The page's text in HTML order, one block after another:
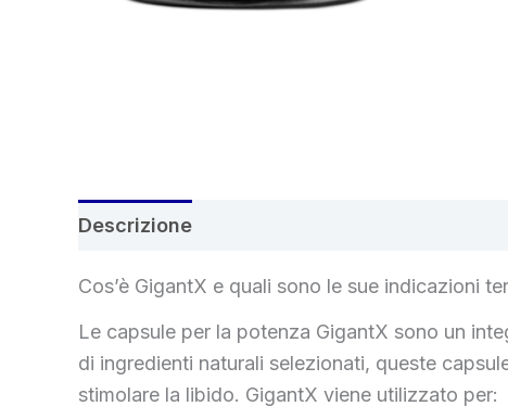
Descrizione
Cos’è GigantX e quali sono le sue indicazioni
Le capsule per la potenza GigantX sono un
di ingredienti naturali selezionati, queste
stimolare la libido. GigantX viene utilizzato per: